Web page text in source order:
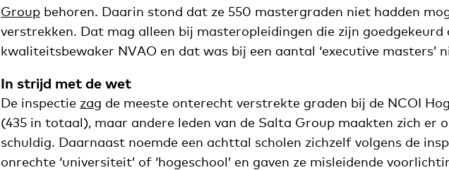
Group behoren. Daarin stond dat ze 550 mastergraden niet hadden
verstrekken. Dat mag alleen bij masteropleidingen die zijn goedgekeurd
kwaliteitsbewaker NVAO en dat was bij een aantal ‘executive masters’
In strijd met de wet
De inspectie zag de meeste onterecht verstrekte graden bij de NCOI
(435 in totaal), maar andere leden van de Salta Group maakten zich er
schuldig. Daarnaast noemde een achttal scholen zichzelf volgens de
onrechte ‘universiteit’ of ‘hogeschool’ en gaven ze misleidende